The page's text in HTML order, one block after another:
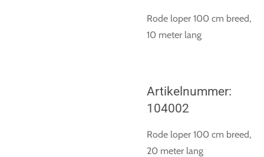
Rode loper 100 cm breed,
10 meter lang
Artikelnummer:
104002
Rode loper 100 cm breed,
20 meter lang